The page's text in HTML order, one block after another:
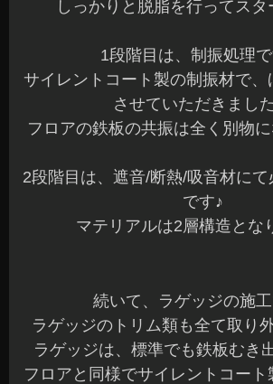
しっかりと脱脂を行ってス
1段階目は、制振処理で
サイレントコート製の制振材で、
させていただきました
フロアの鉄板の共振は全く別物
2段階目は、遮音/断熱/吸音材に
です♪
マテリアルは2層構造とな
続いて、ラゲッジの施
ラゲッジのトリム類も全て取り
ラゲッジは、標準でも鉄板むき
フロアと同様でサイレントコート